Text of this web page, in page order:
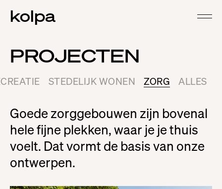
kolpa
PROJECTEN
STEDELIJK WONEN ZORG ALLES
Goede zorggebouwen zijn bovenal
hele fijne plekken, waar je je thuis
voelt. Dat vormt de basis van onze
ontwerpen.